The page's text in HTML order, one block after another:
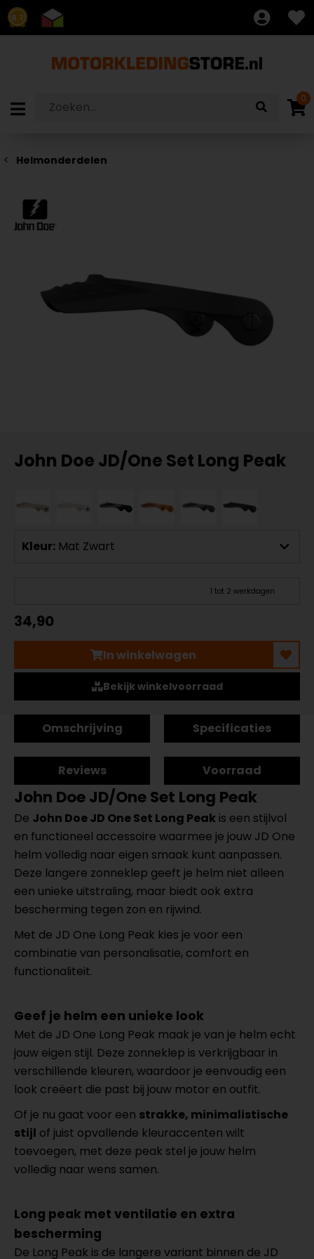
8.7
0
Helmonderdelen
John Doe JD/One Set Long Peak
Kleur: Mat Zwart
1 tot 2 werkdagen
34,90
In winkelwagen
Bekijk winkelvoorraad
Omschrijving Specificaties
Reviews Voorraad
John Doe JD/One Set Long Peak
De John Doe JD One Set Long Peak is een stijlvol
en functioneel accessoire waarmee je jouw JD One
helm volledig naar eigen smaak kunt aanpassen.
Deze langere zonneklep geeft je helm niet alleen
een unieke uitstraling, maar biedt ook extra
bescherming tegen zon en rijwind.
Met de JD One Long Peak kies je voor een
combinatie van personalisatie, comfort en
functionaliteit.
Geef je helm een unieke look
Met de JD One Long Peak maak je van je helm echt
jouw eigen stijl. Deze zonneklep is verkrijgbaar in
verschillende kleuren, waardoor je eenvoudig een
look creëert die past bij jouw motor en outfit.
Of je nu gaat voor een strakke, minimalistische
stijl of juist opvallende kleuraccenten wilt
toevoegen, met deze peak stel je jouw helm
volledig naar wens samen.
Long peak met ventilatie en extra
bescherming
De Long Peak is de langere variant binnen de JD